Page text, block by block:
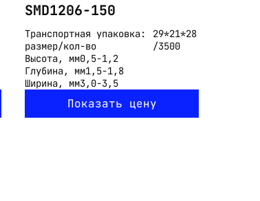
SMD1206-150
Транспортная упаковка:
размер/кол-во
29*21*28
/3500
Высота, мм0,5-1,2
Глубина, мм1,5-1,8
Ширина, мм3,0-3,5
Показать цену